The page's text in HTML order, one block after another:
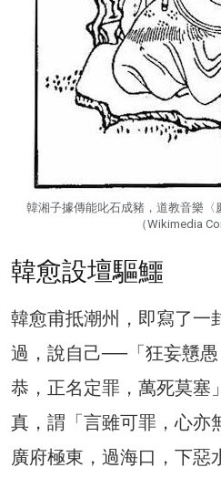
韓湘子據傳能叱石成豬，道教音樂〈
（Wikimedia
韓愈設壇驅鱷
韓愈甫抵潮州，即寫了一
過，說自己──「狂妄戇
恭，正名定罪，萬死莫塞
真，謂「言雖可罪，心亦
廣府極東，過海口，下惡